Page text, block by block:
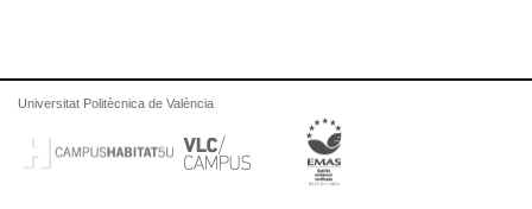
Universitat Politècnica de València